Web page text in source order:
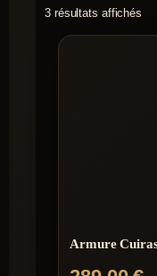
3 résultats affichés
Armure